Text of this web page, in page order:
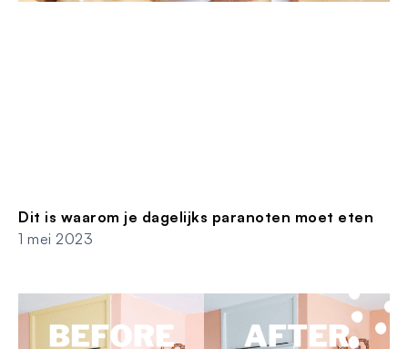
Dit is waarom je dagelijks paranoten moet eten
1 mei 2023